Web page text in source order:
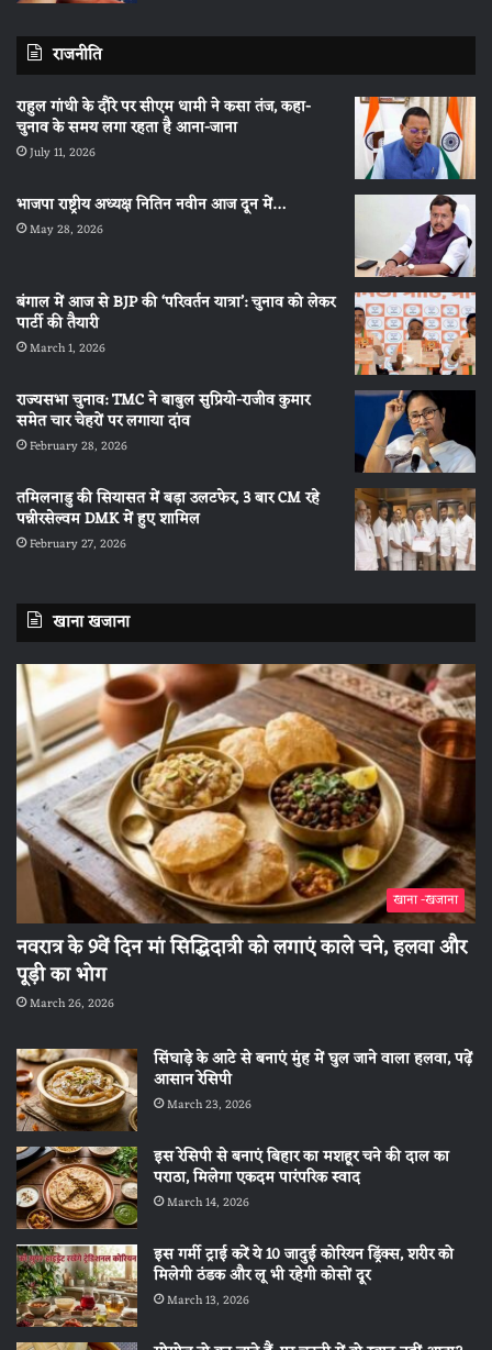
राजनीति
राहुल गांधी के दौरे पर सीएम धामी ने कसा तंज, कहा-
चुनाव के समय लगा रहता है आना-जाना
July 11, 2026
भाजपा राष्ट्रीय अध्यक्ष नितिन नवीन आज दून में…
May 28, 2026
बंगाल में आज से BJP की ‘परिवर्तन यात्रा’: चुनाव को लेकर
पार्टी की तैयारी
March 1, 2026
राज्यसभा चुनाव: TMC ने बाबुल सुप्रियो-राजीव कुमार
समेत चार चेहरों पर लगाया दांव
February 28, 2026
तमिलनाडु की सियासत में बड़ा उलटफेर, 3 बार CM रहे
पन्नीरसेल्वम DMK में हुए शामिल
February 27, 2026
खाना खजाना
खाना -खजाना
नवरात्र के 9वें दिन मां सिद्धिदात्री को लगाएं काले चने, हलवा और
पूड़ी का भोग
March 26, 2026
सिंघाड़े के आटे से बनाएं मुंह में घुल जाने वाला हलवा, पढ़ें
आसान रेसिपी
March 23, 2026
इस रेसिपी से बनाएं बिहार का मशहूर चने की दाल का
पराठा, मिलेगा एकदम पारंपरिक स्वाद
March 14, 2026
इस गर्मी ट्राई करें ये 10 जादुई कोरियन ड्रिंक्स, शरीर को
मिलेगी ठंडक और लू भी रहेगी कोसों दूर
March 13, 2026